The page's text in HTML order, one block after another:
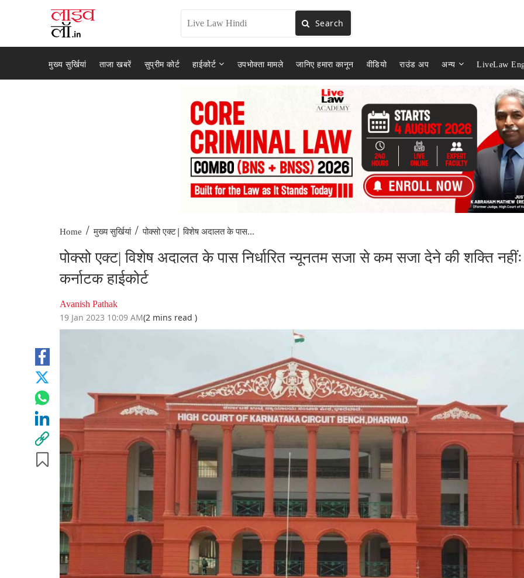
Search
मुख्य सुर्खियां ताजा खबरें सुप्रीम कोर्ट हाईकोर्ट उपभोक्ता मामले जानिए हमारा कानून वीडियो राउंड अप अन्य LiveLaw
Home / मुख्य सुर्खियां / पोक्सो एक्ट| विशेष अदालत के पास...
पोक्सो एक्ट| विशेष अदालत के पास निर्धारित न्यूनतम सजा से कम सजा देने की शक्ति नहींः
कर्नाटक हाईकोर्ट
Avanish Pathak
19 Jan 2023 10:09 AM(2 mins read )